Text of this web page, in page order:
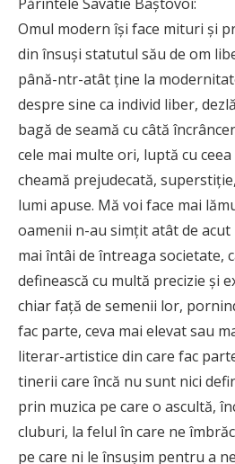
Omul modern îşi face mituri şi
din însuşi statutul său de om
până-ntr-atât ţine la
despre sine ca individ liber,
bagă de seamă cu câtă
cele mai multe ori, luptă cu ceea
cheamă prejudecată,
lumi apuse. Mă voi face mai
oamenii n-au simţit atât de acut
mai întâi de întreaga societate,
definească cu multă precizie şi
chiar faţă de semenii lor,
fac parte, ceva mai elevat sau
literar-artistice din care fac
tinerii care încă nu sunt nici
prin muzica pe care o ascultă,
cluburi, la felul în care ne
pe care ni le însuşim pentru a